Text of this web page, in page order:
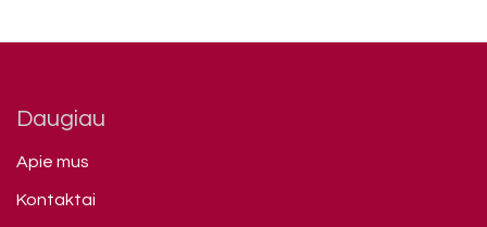
Daugiau
Apie mus
Kontaktai